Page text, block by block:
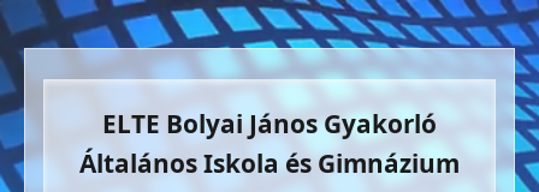
ELTE Bolyai János Gyakorló
Általános Iskola és Gimnázium